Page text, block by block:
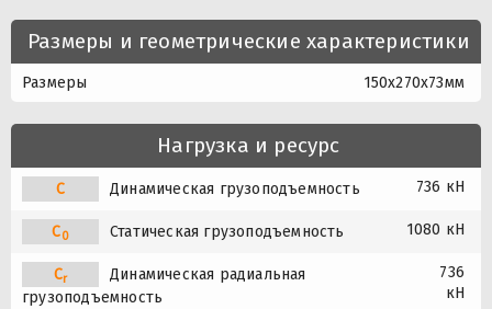
Размеры и геометрические характеристики
Размеры 150x270x73мм
Нагрузка и ресурс
C Динамическая грузоподъемность 736 кН
C0 Статическая грузоподъемность 1080 кН
Cr
Динамическая радиальная
грузоподъемность
736
кН